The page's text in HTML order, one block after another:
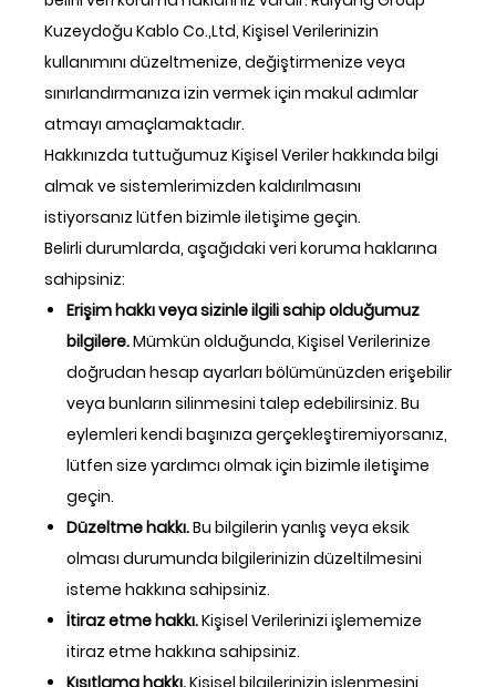
Kuzeydoğu Kablo Co.,Ltd, Kişisel Verilerinizin
kullanımını düzeltmenize, değiştirmenize veya
sınırlandırmanıza izin vermek için makul adımlar
atmayı amaçlamaktadır.
Hakkınızda tuttuğumuz Kişisel Veriler hakkında bilgi
almak ve sistemlerimizden kaldırılmasını
istiyorsanız lütfen bizimle iletişime geçin.
Belirli durumlarda, aşağıdaki veri koruma haklarına
sahipsiniz:
Erişim hakkı veya sizinle ilgili sahip olduğumuz
bilgilere.Mümkün olduğunda, Kişisel Verilerinize
doğrudan hesap ayarları bölümünüzden erişebilir
veya bunların silinmesini talep edebilirsiniz. Bu
eylemleri kendi başınıza gerçekleştiremiyorsanız,
lütfen size yardımcı olmak için bizimle iletişime
geçin.
Düzeltme hakkı.Bu bilgilerin yanlış veya eksik
olması durumunda bilgilerinizin düzeltilmesini
isteme hakkına sahipsiniz.
İtiraz etme hakkı.Kişisel Verilerinizi işlememize
itiraz etme hakkına sahipsiniz.
Kısıtlama hakkı.Kişisel bilgilerinizin işlenmesini